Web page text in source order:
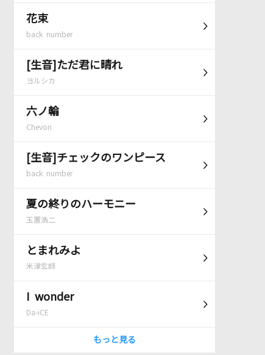
花束
back number
[生音]ただ君に晴れ
ヨルシカ
六ノ輪
Chevon
[生音]チェックのワンピース
back number
夏の終りのハーモニー
玉置浩二
とまれみよ
米津玄師
I wonder
Da-iCE
もっと見る